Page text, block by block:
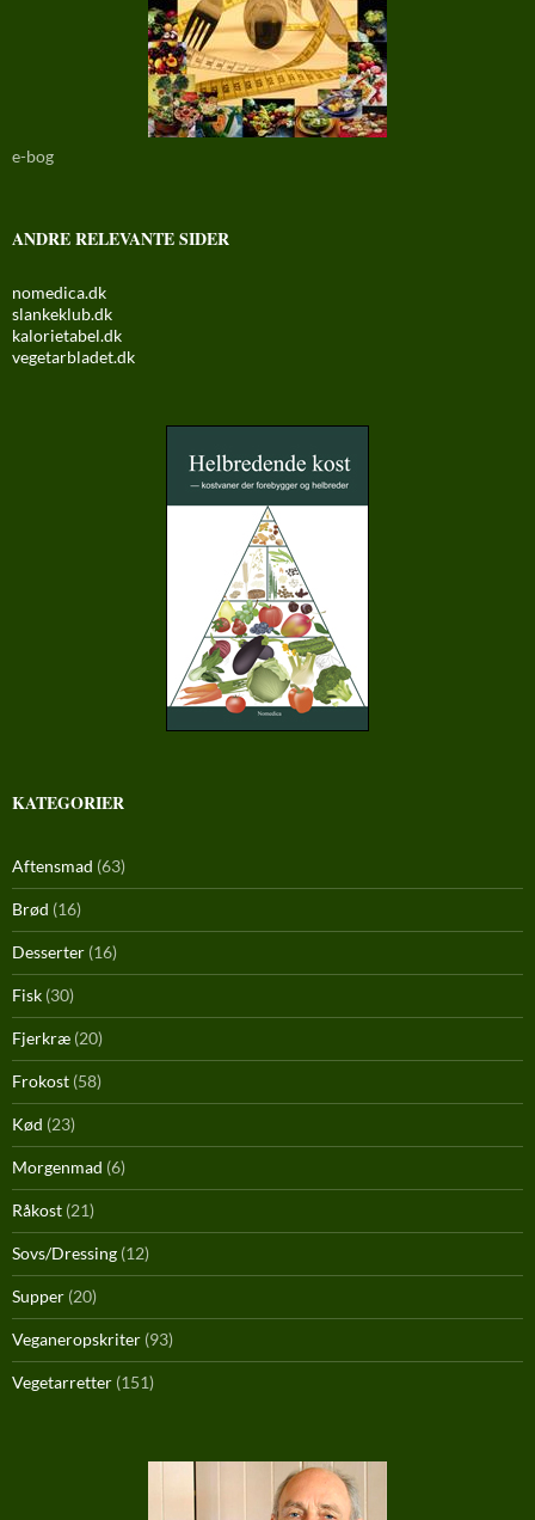
e-bog
ANDRE RELEVANTE SIDER
nomedica.dk
slankeklub.dk
kalorietabel.dk
vegetarbladet.dk
KATEGORIER
Aftensmad (63)
Brød (16)
Desserter (16)
Fisk (30)
Fjerkræ (20)
Frokost (58)
Kød (23)
Morgenmad (6)
Råkost (21)
Sovs/Dressing (12)
Supper (20)
Veganeropskriter (93)
Vegetarretter (151)